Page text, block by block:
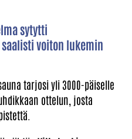
sytytti
voiton lukemin
tarjosi yli 3000-päiselle
ottelun, josta